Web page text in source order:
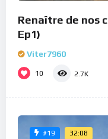
Renaître de nos
Ep1)
Viter7960
10 2.7K
#19 32:08